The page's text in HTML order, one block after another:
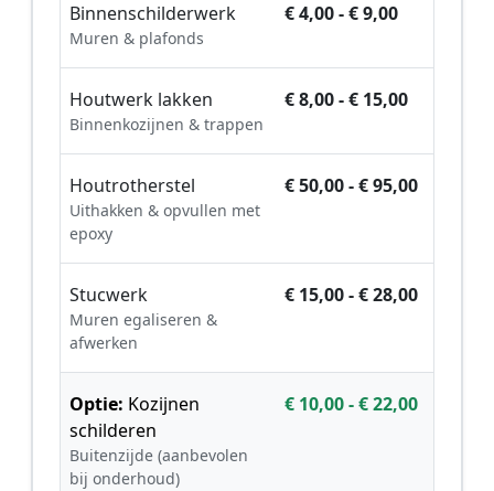
Binnenschilderwerk
Muren & plafonds
€ 4,00 - € 9,00
Houtwerk lakken
Binnenkozijnen & trappen
€ 8,00 - € 15,00
Houtrotherstel
Uithakken & opvullen met
epoxy
€ 50,00 - € 95,00
Stucwerk
Muren egaliseren &
afwerken
€ 15,00 - € 28,00
Optie: Kozijnen
schilderen
Buitenzijde (aanbevolen
bij onderhoud)
€ 10,00 - € 22,00